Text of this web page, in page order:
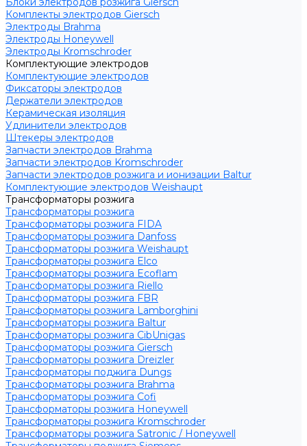
Комплекты электродов Giersch
Электроды Brahma
Электроды Honeywell
Электроды Kromschroder
Комплектующие электродов
Комплектующие электродов
Фиксаторы электродов
Держатели электродов
Керамическая изоляция
Удлинители электродов
Штекеры электродов
Запчасти электродов Brahma
Запчасти электродов Kromschroder
Запчасти электродов розжига и ионизации Baltur
Комплектующие электродов Weishaupt
Трансформаторы розжига
Трансформаторы розжига
Трансформаторы розжига FIDA
Трансформаторы розжига Danfoss
Трансформаторы розжига Weishaupt
Трансформаторы розжига Elco
Трансформаторы розжига Ecoflam
Трансформаторы розжига Riello
Трансформаторы розжига FBR
Трансформаторы розжига Lamborghini
Трансформаторы розжига Baltur
Трансформаторы розжига CibUnigas
Трансформаторы розжига Giersch
Трансформаторы розжига Dreizler
Трансформаторы поджига Dungs
Трансформаторы розжига Brahma
Трансформаторы розжига Cofi
Трансформаторы розжига Honeywell
Трансформаторы розжига Kromschroder
Трансформаторы розжига Satronic / Honeywell